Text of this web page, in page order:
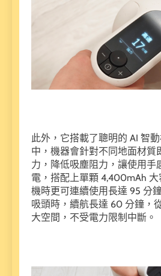
此外，它搭載了聰明的 AI 智
中，機器會針對不同地面材質
力，降低吸塵阻力，讓使用手
電，搭配上單顆 4,400mAh
機時更可連續使用長達 95 分
吸頭時，續航長達 60 分鐘，
大空間，不受電力限制中斷。